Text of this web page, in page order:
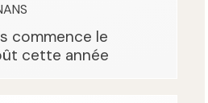
commence le
cette année